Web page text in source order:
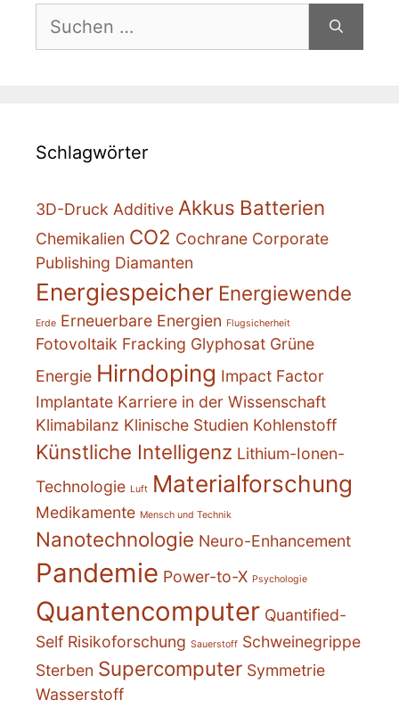
nach:
Schlagwörter
3D-Druck Additive Akkus Batterien
Chemikalien CO2 Cochrane Corporate
Publishing Diamanten
Energiespeicher Energiewende
Erde Erneuerbare Energien Flugsicherheit
Fotovoltaik Fracking Glyphosat Grüne
Energie Hirndoping Impact Factor
Implantate Karriere in der Wissenschaft
Klimabilanz Klinische Studien Kohlenstoff
Künstliche Intelligenz Lithium-Ionen-
Technologie Luft Materialforschung
Medikamente Mensch und Technik
Nanotechnologie Neuro-Enhancement
Pandemie Power-to-X Psychologie
Quantencomputer Quantified-
Self Risikoforschung Sauerstoff Schweinegrippe
Sterben Supercomputer Symmetrie
Wasserstoff